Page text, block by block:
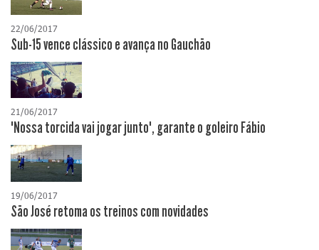
22/06/2017
Sub-15 vence clássico e avança no Gauchão
21/06/2017
"Nossa torcida vai jogar junto", garante o goleiro Fábio
19/06/2017
São José retoma os treinos com novidades